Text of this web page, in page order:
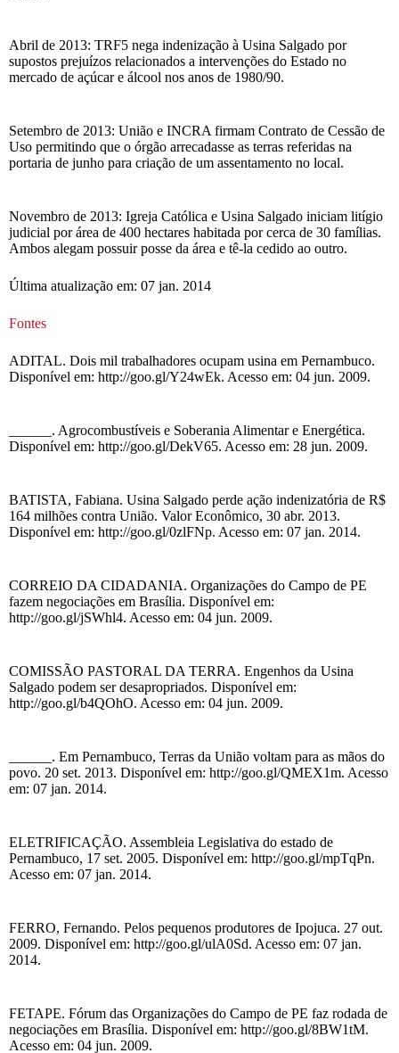
Abril de 2013: TRF5 nega indenização à Usina Salgado por
supostos prejuízos relacionados a intervenções do Estado no
mercado de açúcar e álcool nos anos de 1980/90.
Setembro de 2013: União e INCRA firmam Contrato de Cessão de
Uso permitindo que o órgão arrecadasse as terras referidas na
portaria de junho para criação de um assentamento no local.
Novembro de 2013: Igreja Católica e Usina Salgado iniciam litígio
judicial por área de 400 hectares habitada por cerca de 30 famílias.
Ambos alegam possuir posse da área e tê-la cedido ao outro.
Última atualização em: 07 jan. 2014
Fontes
ADITAL. Dois mil trabalhadores ocupam usina em Pernambuco.
Disponível em: http://goo.gl/Y24wEk. Acesso em: 04 jun. 2009.
______. Agrocombustíveis e Soberania Alimentar e Energética.
Disponível em: http://goo.gl/DekV65. Acesso em: 28 jun. 2009.
BATISTA, Fabiana. Usina Salgado perde ação indenizatória de R$
164 milhões contra União. Valor Econômico, 30 abr. 2013.
Disponível em: http://goo.gl/0zlFNp. Acesso em: 07 jan. 2014.
CORREIO DA CIDADANIA. Organizações do Campo de PE
fazem negociações em Brasília. Disponível em:
http://goo.gl/jSWhl4. Acesso em: 04 jun. 2009.
COMISSÃO PASTORAL DA TERRA. Engenhos da Usina
Salgado podem ser desapropriados. Disponível em:
http://goo.gl/b4QOhO. Acesso em: 04 jun. 2009.
______. Em Pernambuco, Terras da União voltam para as mãos do
povo. 20 set. 2013. Disponível em: http://goo.gl/QMEX1m. Acesso
em: 07 jan. 2014.
ELETRIFICAÇÃO. Assembleia Legislativa do estado de
Pernambuco, 17 set. 2005. Disponível em: http://goo.gl/mpTqPn.
Acesso em: 07 jan. 2014.
FERRO, Fernando. Pelos pequenos produtores de Ipojuca. 27 out.
2009. Disponível em: http://goo.gl/ulA0Sd. Acesso em: 07 jan.
2014.
FETAPE. Fórum das Organizações do Campo de PE faz rodada de
negociações em Brasília. Disponível em: http://goo.gl/8BW1tM.
Acesso em: 04 jun. 2009.